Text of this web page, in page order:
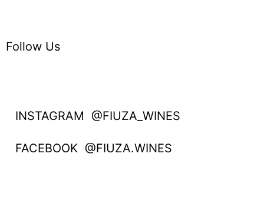
Follow Us
INSTAGRAM @FIUZA_WINES
FACEBOOK @FIUZA.WINES